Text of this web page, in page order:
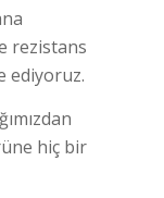
rezistans
ediyoruz.
hiç bir